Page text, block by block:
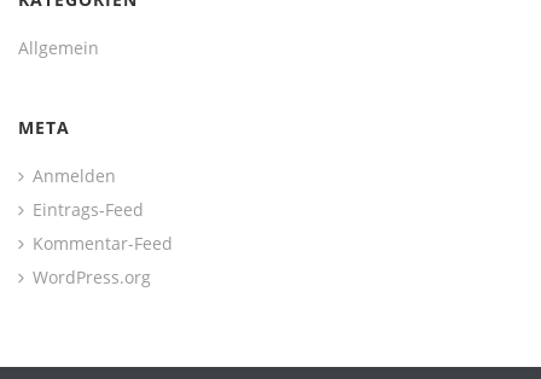
Allgemein
META
Anmelden
Eintrags-Feed
Kommentar-Feed
WordPress.org